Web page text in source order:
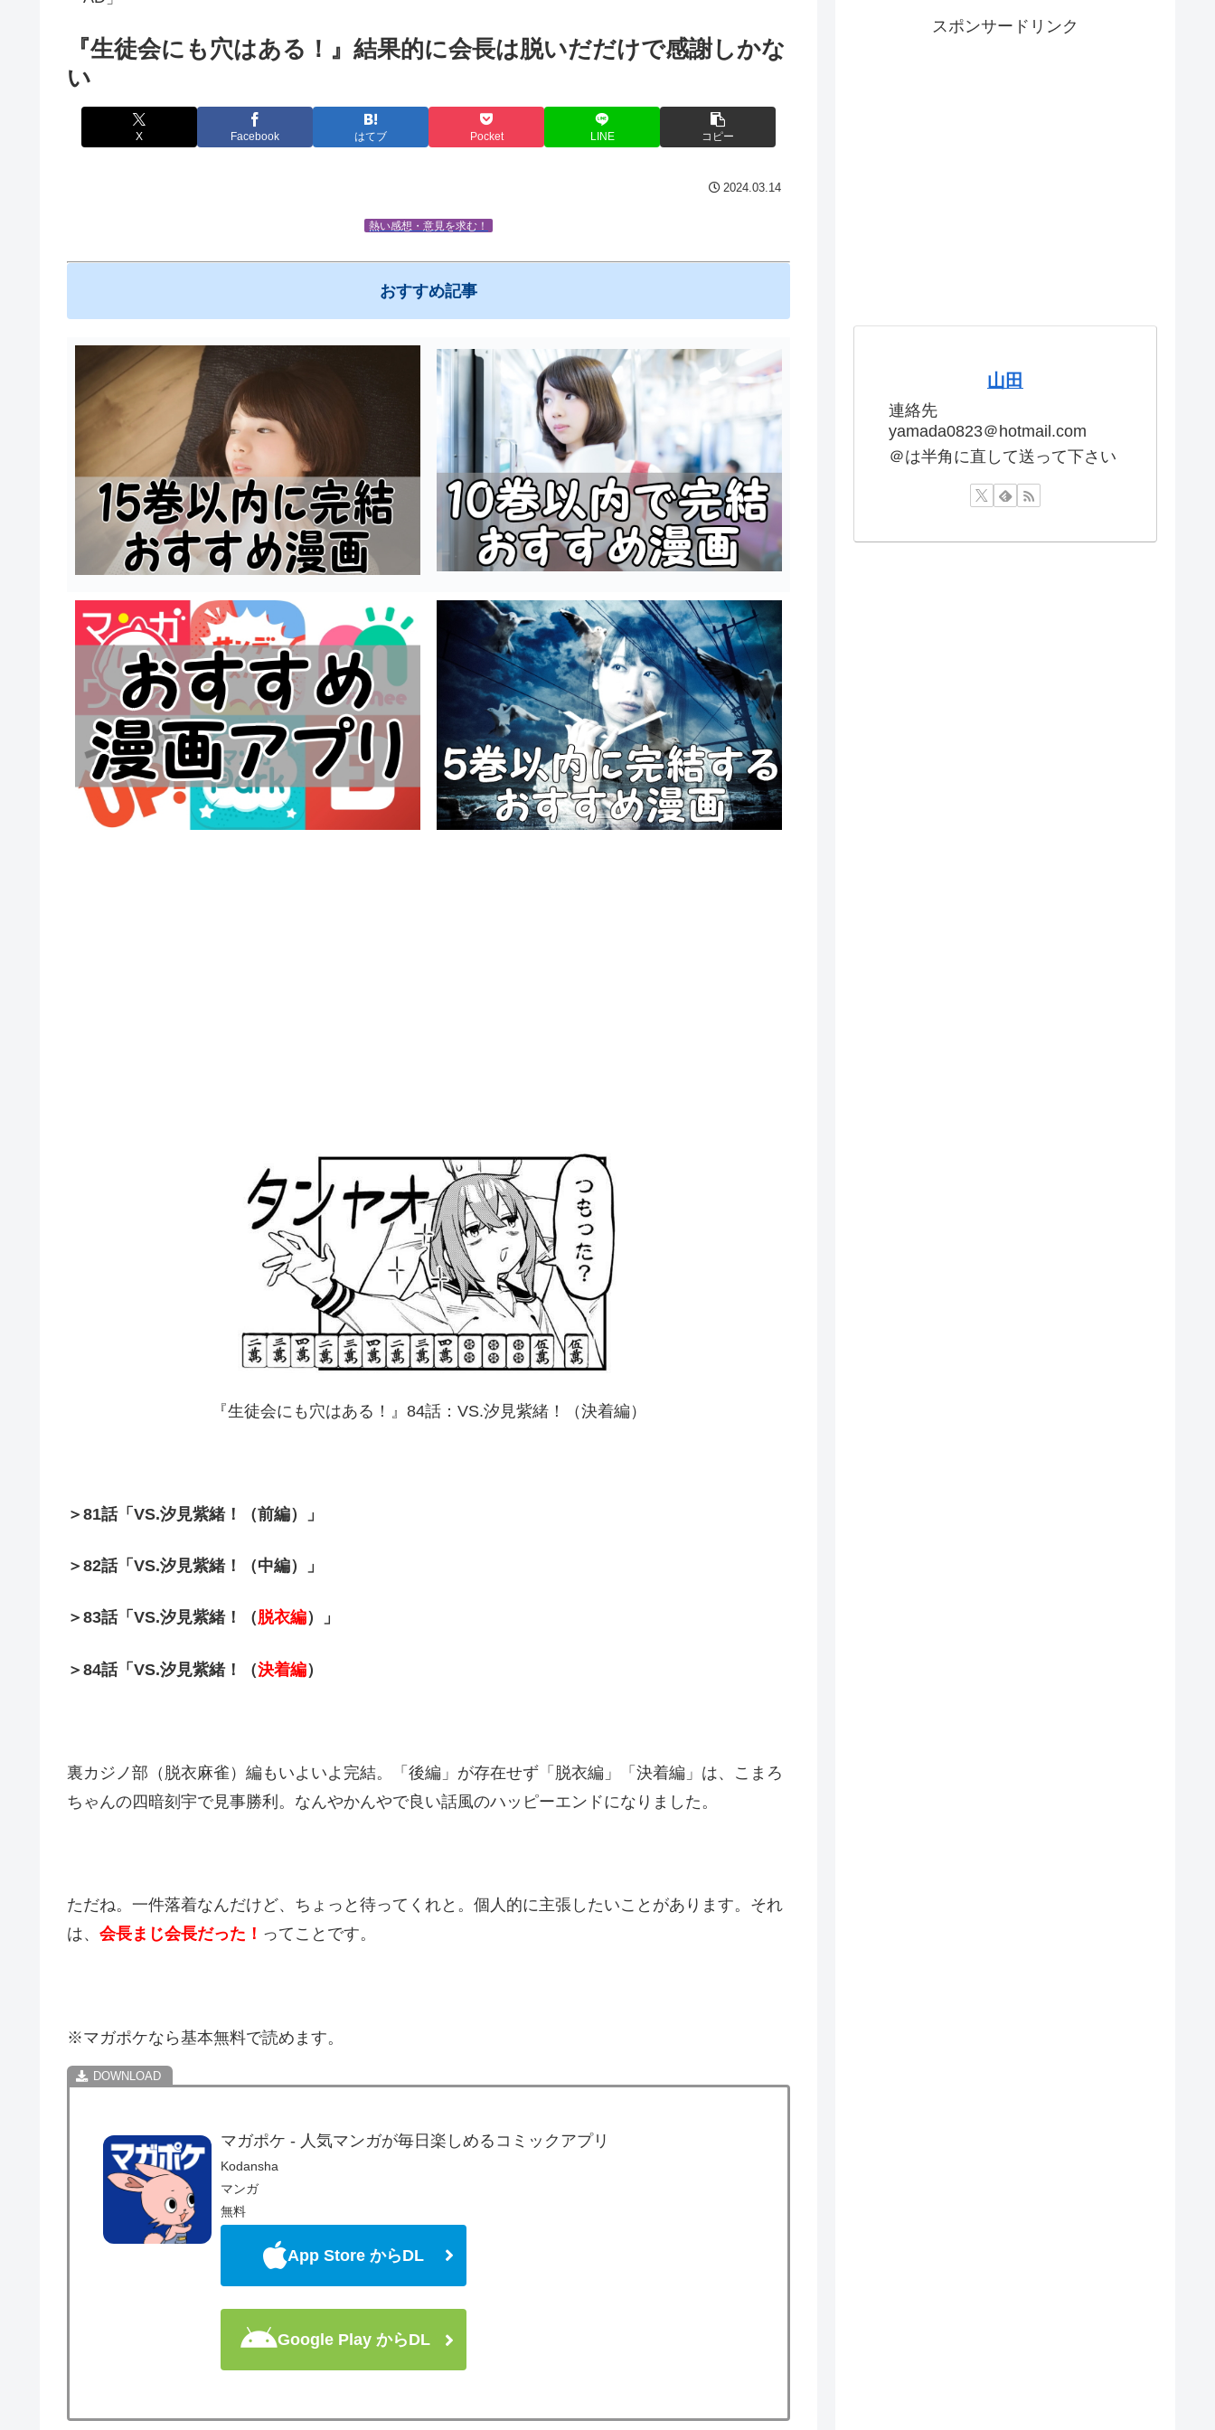
『生徒会にも穴はある！』結果的に会長は脱いだだけで感謝しかな
い
X Facebook はてブ Pocket LINE コピー
2024.03.14
熱い感想・意見を求む！
おすすめ記事
『生徒会にも穴はある！』84話：VS.汐見紫緒！（決着編）
＞81話「VS.汐見紫緒！（前編）」
＞82話「VS.汐見紫緒！（中編）」
＞83話「VS.汐見紫緒！（脱衣編）」
＞84話「VS.汐見紫緒！（決着編）
裏カジノ部（脱衣麻雀）編もいよいよ完結。「後編」が存在せず「脱衣編」「決着編」は、こまろ
ちゃんの四暗刻宇で見事勝利。なんやかんやで良い話風のハッピーエンドになりました。
ただね。一件落着なんだけど、ちょっと待ってくれと。個人的に主張したいことがあります。それ
は、 会長まじ会長だった！ ってことです。
※マガポケなら基本無料で読めます。
マガポケ - 人気マンガが毎日楽しめるコミックアプリ
Kodansha
マンガ
無料
App Store からDL
Google Play からDL
スポンサードリンク
山田
連絡先
yamada0823＠hotmail.com
＠は半角に直して送って下さい